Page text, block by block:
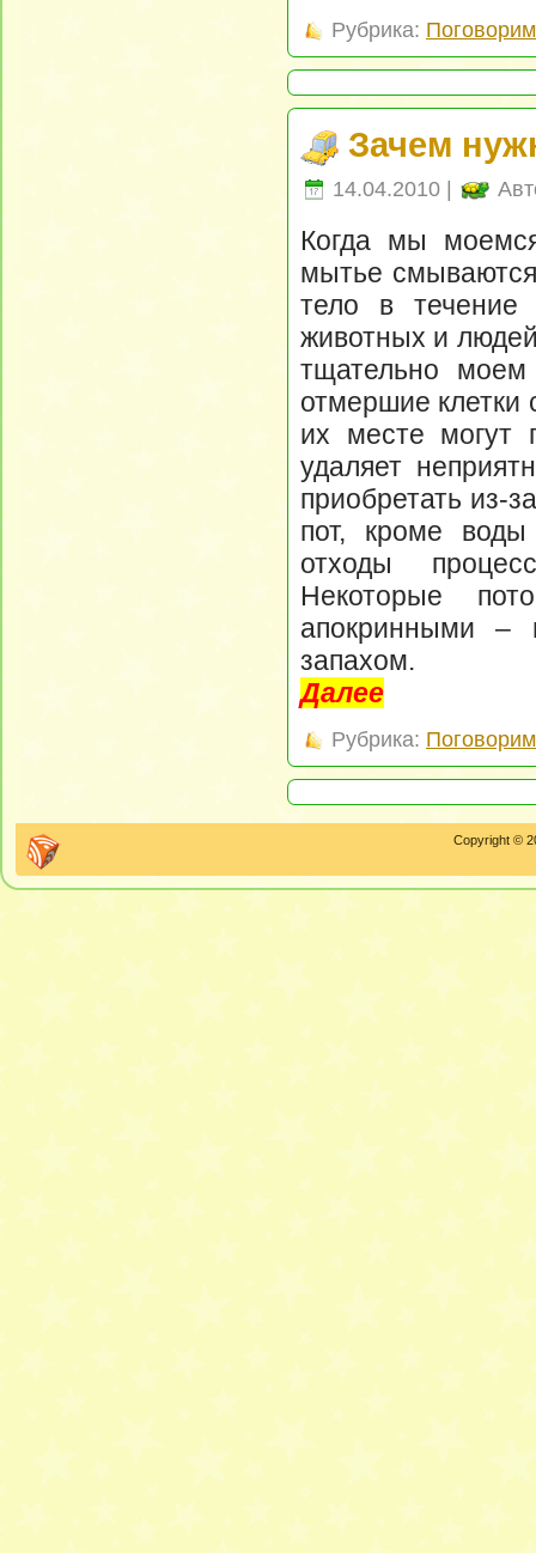
Рубрика:
Зачем
14.04.2010 |
Когда мы
мытье
тело в
животных и
тщательно
отмершие клетки
их месте могут
удаляет
приобретать из-
пот, кроме
отходы
Некоторые
апокринными –
запахом.
Далее
Рубрика:
Copyright ©